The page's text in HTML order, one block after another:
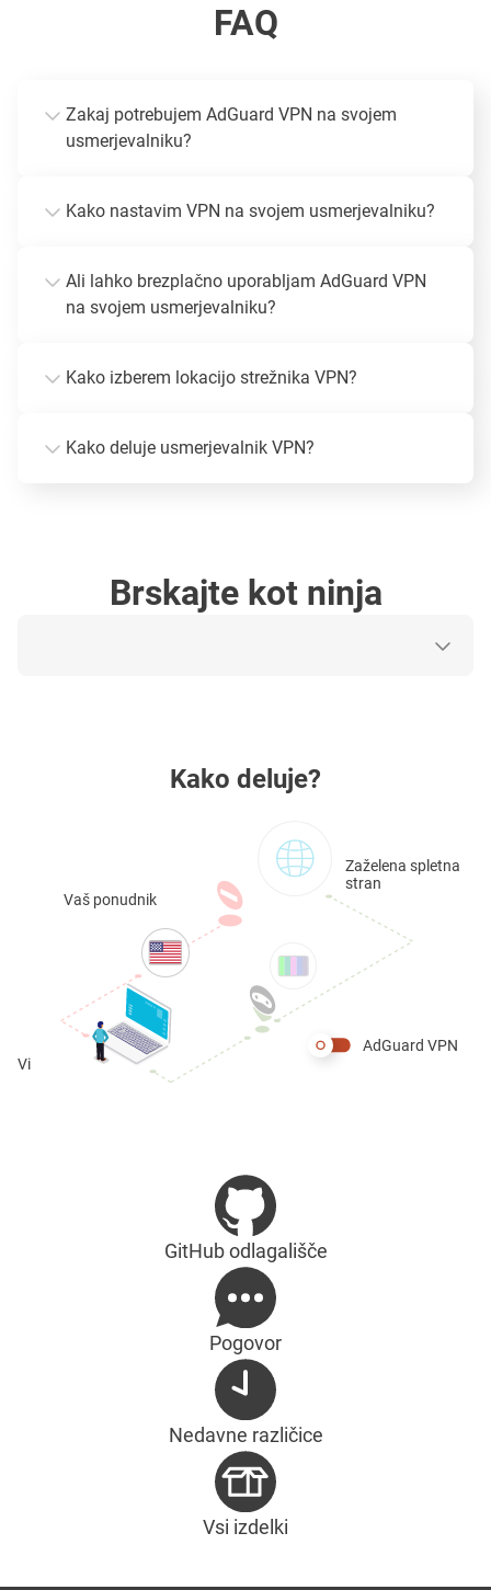
FAQ
Zakaj potrebujem AdGuard VPN na svojem
usmerjevalniku?
Kako nastavim VPN na svojem usmerjevalniku?
Ali lahko brezplačno uporabljam AdGuard VPN
na svojem usmerjevalniku?
Kako izberem lokacijo strežnika VPN?
Kako deluje usmerjevalnik VPN?
Brskajte kot ninja
Kako deluje?
Vaš ponudnik
Vi
Zaželena spletna
stran
AdGuard VPN
GitHub odlagališče
Pogovor
Nedavne različice
Vsi izdelki